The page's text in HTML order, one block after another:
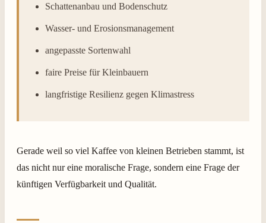
Schattenanbau und Bodenschutz
Wasser- und Erosionsmanagement
angepasste Sortenwahl
faire Preise für Kleinbauern
langfristige Resilienz gegen Klimastress
Gerade weil so viel Kaffee von kleinen Betrieben stammt, ist
das nicht nur eine moralische Frage, sondern eine Frage der
künftigen Verfügbarkeit und Qualität.